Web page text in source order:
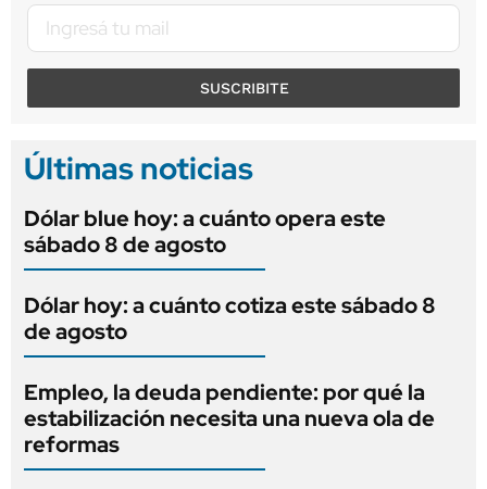
SUSCRIBITE
Últimas noticias
Dólar blue hoy: a cuánto opera este
sábado 8 de agosto
Dólar hoy: a cuánto cotiza este sábado 8
de agosto
Empleo, la deuda pendiente: por qué la
estabilización necesita una nueva ola de
reformas